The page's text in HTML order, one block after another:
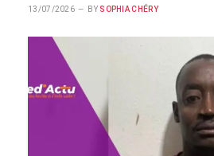
13/07/2026 BY SOPHIA CHÉRY